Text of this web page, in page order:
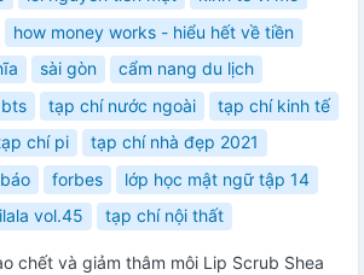
how money works - hiểu hết về tiền
sài gòn
cẩm nang du lịch
bts tạp chí nước ngoài
tạp chí kinh tế
chí pi
tạp chí nhà đẹp 2021
báo forbes
lớp học mật ngữ tập 14
vol.45 tạp chí nội thất
chết và giảm thâm môi Lip Scrub Shea